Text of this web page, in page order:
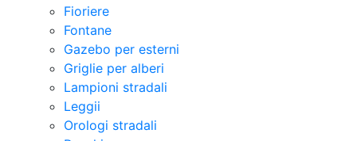
Fioriere
Fontane
Gazebo per esterni
Griglie per alberi
Lampioni stradali
Leggii
Orologi stradali